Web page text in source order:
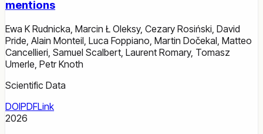
mentions
Ewa K Rudnicka Marcin Ł Oleksy, Cezary Rosiński David
Pride Alain Monteil Luca Foppiano Martin Dočekal Matteo
Cancellieri Samuel Scalbert Laurent Romary, Tomasz
Umerle Petr Knoth
Scientific Data
DOIPDFLink
2026